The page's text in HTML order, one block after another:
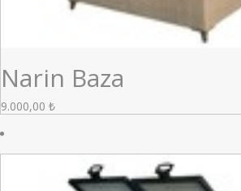
Narin Baza
9.000,00 ₺